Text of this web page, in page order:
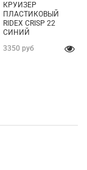
КРУИЗЕР
ПЛАСТИКОВЫЙ
RIDEX CRISP 22
CИНИЙ
3350 руб